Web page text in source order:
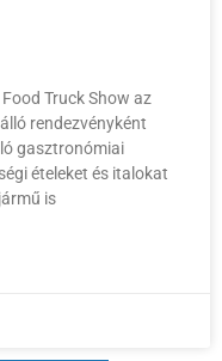
Truck Show az
rendezvényként
gasztronómiai
ételeket és italokat
is